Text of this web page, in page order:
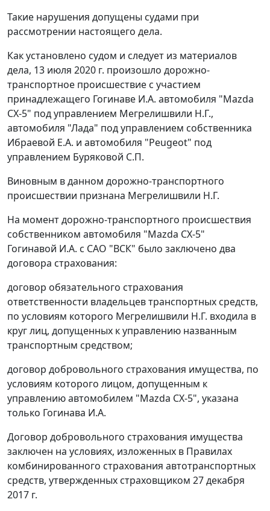
Такие нарушения допущены судами при
рассмотрении настоящего дела.
Как установлено судом и следует из материалов
дела, 13 июля 2020 г. произошло дорожно-
транспортное происшествие с участием
принадлежащего Гогинаве И.А. автомобиля "Mazda
СХ-5" под управлением Мегрелишвили Н.Г.,
автомобиля "Лада" под управлением собственника
Ибраевой Е.А. и автомобиля "Peugeot" под
управлением Буряковой С.П.
Виновным в данном дорожно-транспортного
происшествии признана Мегрелишвили Н.Г.
На момент дорожно-транспортного происшествия
собственником автомобиля "Mazda СХ-5"
Гогинавой И.А. с САО "ВСК" было заключено два
договора страхования:
договор обязательного страхования
ответственности владельцев транспортных средств,
по условиям которого Мегрелишвили Н.Г. входила в
круг лиц, допущенных к управлению названным
транспортным средством;
договор добровольного страхования имущества, по
условиям которого лицом, допущенным к
управлению автомобилем "Mazda СХ-5", указана
только Гогинава И.А.
Договор добровольного страхования имущества
заключен на условиях, изложенных в Правилах
комбинированного страхования автотранспортных
средств, утвержденных страховщиком 27 декабря
2017 г.